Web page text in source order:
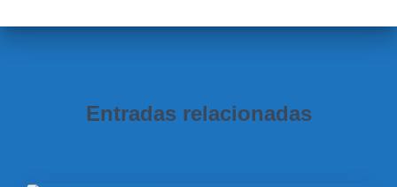
:
Entradas relacionadas